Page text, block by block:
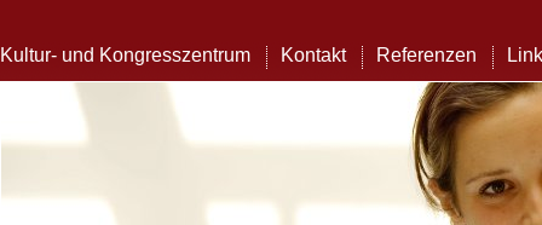
Kultur- und Kongresszentrum Kontakt Referenzen